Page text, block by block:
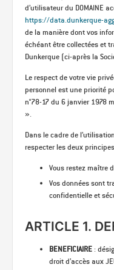
d’utilisateur du DOMAINE
https://data.dunkerque-
de la manière dont vos
échéant être collectées et
Dunkerque (ci-après la
Le respect de votre vie
personnel est une priorité
n°78-17 du 6 janvier 1978
».
Dans le cadre de
respecter les deux
Vous restez maître
Vos données sont
confidentielle et
ARTICLE 1.
BENEFICIAIRE :
droit d’accès aux